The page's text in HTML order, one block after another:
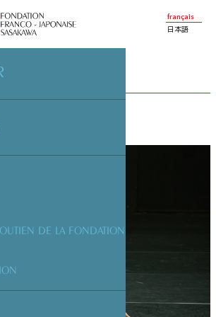
français
日本語
DE LA FONDATION
PAR LA FONDATION